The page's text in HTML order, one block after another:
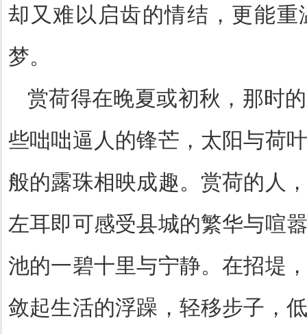
却又难以启齿的情结，更能
梦。
赏荷得在晚夏或初秋，那时
些咄咄逼人的锋芒，太阳与荷
般的露珠相映成趣。赏荷的人
左耳即可感受县城的繁华与喧
池的一碧十里与宁静。在招堤
敛起生活的浮躁，轻移步子，